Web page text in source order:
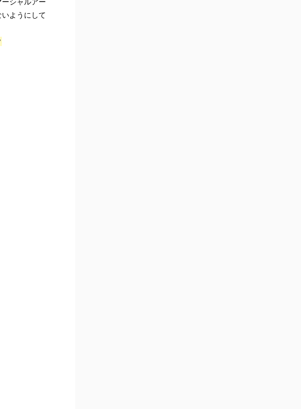
シャルアー
ようにして